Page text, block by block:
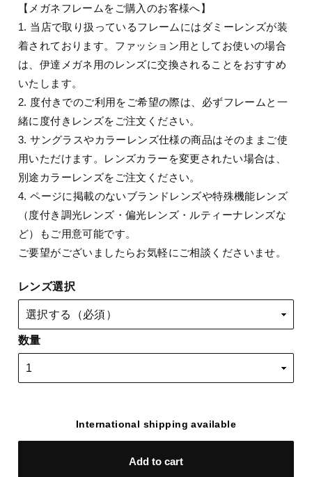
【メガネフレームをご購入のお客様へ】
1. 当店で取り扱っているフレームにはダミーレンズが装
着されております。ファッション用としてお使いの場合
は、伊達メガネ用のレンズに交換されることをおすすめ
いたします。
2. 度付きでのご利用をご希望の際は、必ずフレームと一
緒に度付きレンズをご注文ください。
3. サングラスやカラーレンズ仕様の商品はそのままご使
用いただけます。レンズカラーを変更されたい場合は、
別途カラーレンズをご注文ください。
4. ページに掲載のないブランドレンズや特殊機能レンズ
（度付き調光レンズ・偏光レンズ・ルティーナレンズな
ど）もご用意可能です。
ご要望がございましたらお気軽にご相談くださいませ。
レンズ選択
数量
International shipping available
Add to cart